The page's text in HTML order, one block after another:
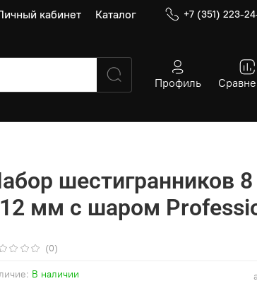
кабинет Каталог +7 (351) 223-
Профиль
(0)
В наличии
шестигранников 8
мм с шаром